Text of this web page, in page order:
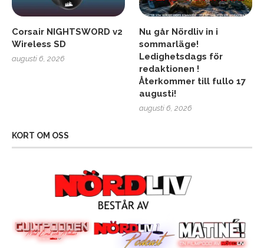
Corsair NIGHTSWORD v2
Wireless SD
augusti 6, 2026
Nu går Nördliv in i
sommarläge!
Ledighetsdags för
redaktionen !
Återkommer till fullo 17
augusti!
augusti 6, 2026
KORT OM OSS